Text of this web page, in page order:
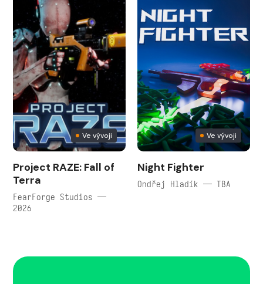
Ve vývoji
Project RAZE: Fall of
Terra
FearForge Studios —
2026
Ve vývoji
Night Fighter
Ondřej Hladík — TBA